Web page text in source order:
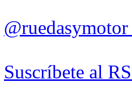
@ruedasymotor
Suscríbete al